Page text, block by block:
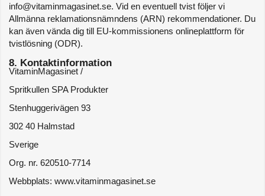
info@vitaminmagasinet.se. Vid en eventuell tvist följer vi
Allmänna reklamationsnämndens (ARN) rekommendationer. Du
kan även vända dig till EU-kommissionens onlineplattform för
tvistlösning (ODR).
8. Kontaktinformation
VitaminMagasinet /
Spritkullen SPA Produkter
Stenhuggerivägen 93
302 40 Halmstad
Sverige
Org. nr. 620510-7714
Webbplats: www.vitaminmagasinet.se